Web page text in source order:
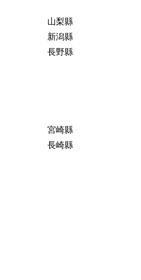
山梨縣
新潟縣
長野縣
宮崎縣
長崎縣